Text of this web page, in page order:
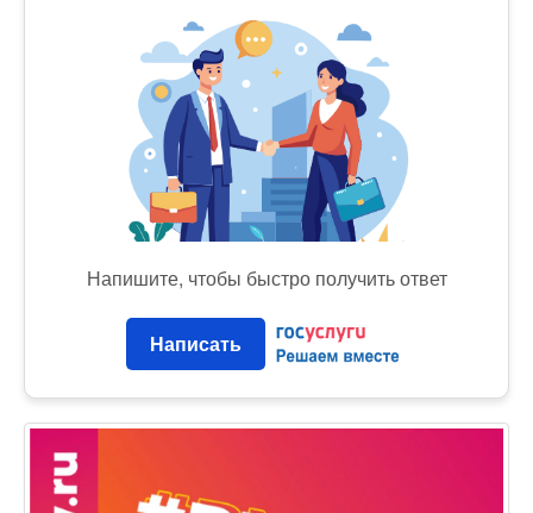
Напишите, чтобы быстро получить ответ
Написать